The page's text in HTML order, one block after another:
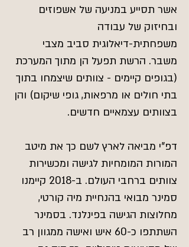
אשר תסייע במניעה של אשפוזים
ובחיזוק של עבודה
משפחתית-דיאלוגית סביב מצבי
משבר. הרשת תפעל הן מתוך המערכת
(בגופים קיימים - צוותים שיצמחו בתוך
בתי חולים או מרפאות, גופי שיקום) והן
בצוותים עצמאיים חדשים.
דפ"י מביאה לארץ לשם כך את מיטב
המורות המומחיות לגישה ומכשירות
צוותים ברחבי העולם. ב-2018 קיימנו
סמינר מבואי בהנחיית מיה קורטי,
מחלוצות הגישה בפינלנד. בסמינר
השתתפו כ-60 איש ואישה ממגוון רב